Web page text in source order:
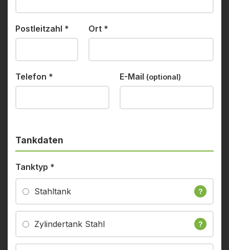
Postleitzahl * Ort *
Telefon * E-Mail (optional)
Tankdaten
Tanktyp *
Stahltank ?
Zylindertank Stahl ?